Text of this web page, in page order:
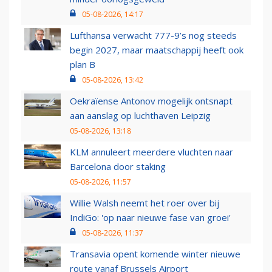
05-08-2026, 14:17
Lufthansa verwacht 777-9’s nog steeds
begin 2027, maar maatschappij heeft ook
plan B
05-08-2026, 13:42
Oekraïense Antonov mogelijk ontsnapt
aan aanslag op luchthaven Leipzig
05-08-2026, 13:18
KLM annuleert meerdere vluchten naar
Barcelona door staking
05-08-2026, 11:57
Willie Walsh neemt het roer over bij
IndiGo: 'op naar nieuwe fase van groei'
05-08-2026, 11:37
Transavia opent komende winter nieuwe
route vanaf Brussels Airport